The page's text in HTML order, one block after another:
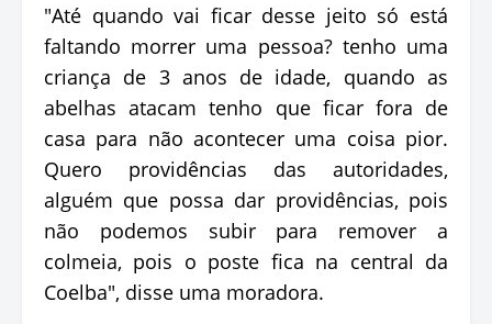
"Até quando vai ficar desse jeito só está
faltando morrer uma pessoa? tenho uma
criança de 3 anos de idade, quando as
abelhas atacam tenho que ficar fora de
casa para não acontecer uma coisa pior.
Quero providências das autoridades,
alguém que possa dar providências, pois
não podemos subir para remover a
colmeia, pois o poste fica na central da
Coelba", disse uma moradora.